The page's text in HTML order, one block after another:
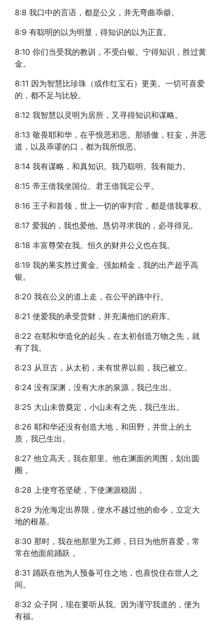
8:8 我口中的言语，都是公义，并无弯曲乖僻。
8:9 有聪明的以为明显，得知识的以为正直。
8:10 你们当受我的教训，不受白银。宁得知识，胜过黄
金。
8:11 因为智慧比珍珠（或作红宝石）更美。一切可喜爱
的，都不足与比较。
8:12 我智慧以灵明为居所，又寻得知识和谋略。
8:13 敬畏耶和华，在乎恨恶邪恶。那骄傲，狂妄，并恶
道，以及乖谬的口，都为我所恨恶。
8:14 我有谋略，和真知识。我乃聪明。我有能力。
8:15 帝王借我坐国位。君王借我定公平。
8:16 王子和首领，世上一切的审判官，都是借我掌权。
8:17 爱我的，我也爱他。恳切寻求我的，必寻得见。
8:18 丰富尊荣在我。恒久的财并公义也在我。
8:19 我的果实胜过黄金。强如精金，我的出产超乎高
银。
8:20 我在公义的道上走，在公平的路中行。
8:21 使爱我的承受货财，并充满他们的府库。
8:22 在耶和华造化的起头，在太初创造万物之先，就
有了我。
8:23 从亘古，从太初，未有世界以前，我已被立。
8:24 没有深渊，没有大水的泉源，我已生出。
8:25 大山未曾奠定，小山未有之先，我已生出。
8:26 耶和华还没有创造大地，和田野，并世上的土
质，我已生出。
8:27 他立高天，我在那里。他在渊面的周围，划出圆
圈，
8:28 上使穹苍坚硬，下使渊源稳固，
8:29 为沧海定出界限，使水不越过他的命令，立定大
地的根基。
8:30 那时，我在他那里为工师，日日为他所喜爱，常
常在他面前踊跃，
8:31 踊跃在他为人预备可住之地，也喜悦住在世人之
间。
8:32 众子阿，现在要听从我。因为谨守我道的，便为
有福。